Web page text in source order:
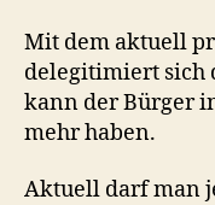
Mit dem aktuell
delegitimiert sich
kann der Bürger
mehr haben.
Aktuell darf man